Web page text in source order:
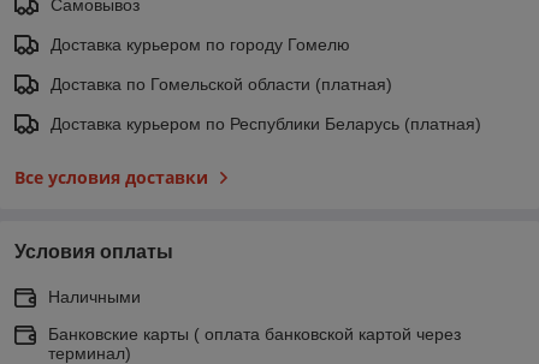
Самовывоз
Доставка курьером по городу Гомелю
Доставка по Гомельской области (платная)
Доставка курьером по Республики Беларусь (платная)
Все условия доставки
Условия оплаты
Наличными
Банковские карты ( оплата банковской картой через
терминал)